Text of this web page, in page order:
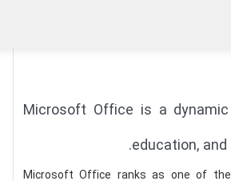
Microsoft Office is a
education,
Microsoft Office ranks as one of